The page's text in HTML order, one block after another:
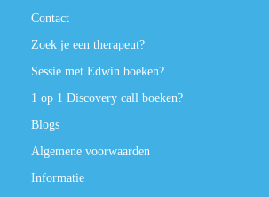
Contact
Zoek je een therapeut?
Sessie met Edwin boeken?
1 op 1 Discovery call boeken?
Blogs
Algemene voorwaarden
Informatie